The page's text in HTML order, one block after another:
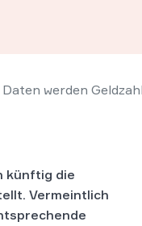
werden
künftig die
Vermeintlich